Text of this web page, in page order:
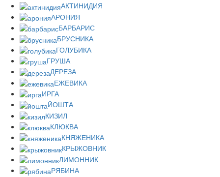
АКТИНИДИЯ
АРОНИЯ
БАРБАРИС
БРУСНИКА
ГОЛУБИКА
ГРУША
ДЕРЕЗА
ЕЖЕВИКА
ИРГА
ЙОШТА
КИЗИЛ
КЛЮКВА
КНЯЖЕНИКА
КРЫЖОВНИК
ЛИМОННИК
РЯБИНА